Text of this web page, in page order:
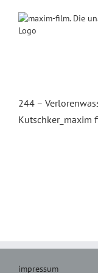
Inhalt
springen
244 –
Kutschker_maxim
impressum